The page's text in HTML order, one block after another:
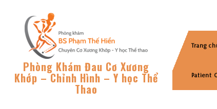
Phòng Khám Đau Cơ Xương
Khớp – Chỉnh Hình – Y học Thể
Thao
Trang
Patient